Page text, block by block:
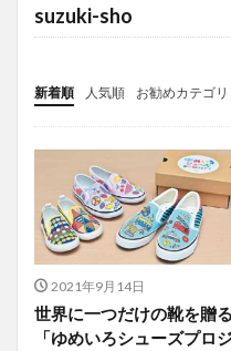
suzuki-sho
新着順 人気順
お勧めカテゴリ
投稿
学び
マンガ
電子書籍
2021年9月14日
世界に一つだけの靴を贈る
「ゆめいろシューズプロ